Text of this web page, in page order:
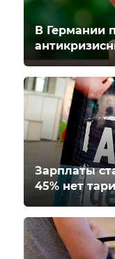
В Германии
Зарплаты
45% нет